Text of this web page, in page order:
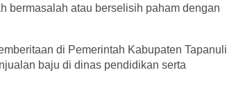
bermasalah atau berselisih paham dengan
di Pemerintah Kabupaten Tapanuli
baju di dinas pendidikan serta